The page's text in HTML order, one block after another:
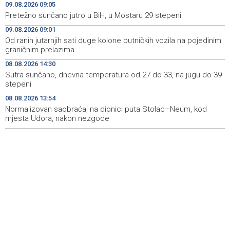
11:37
Sutra u Sarajevu akcija darivanja krvi - Daruj krv, budi
11:17
BiH među zapaženijim učesnicima CIGRE u Parizu - AI i
energetska tranzicija u fokusu
10:28
Pezer već sutra nastupa u kvalifikacijama, vjeruje da će i
navečer biti u finalu EP-a u Birminghamu
10:16
Ballian: Neopravdana sječa stabala a grad zbog manjka
drveća sve topliji
09.08.2026 09:05
Pretežno sunčano jutro u BiH, u Mostaru 29 stepeni
09.08.2026 09:01
Od ranih jutarnjih sati duge kolone putničkih vozila na pojedinim
graničnim prelazima
08.08.2026 14:30
Sutra sunčano, dnevna temperatura od 27 do 33, na jugu do 39
stepeni
08.08.2026 13:54
Normalizovan saobraćaj na dionici puta Stolac–Neum, kod
mjesta Udora, nakon nezgode